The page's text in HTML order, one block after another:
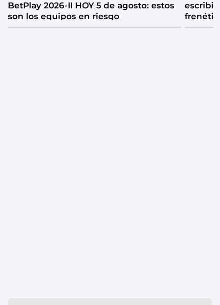
BetPlay 2026-II HOY 5 de agosto: estos
son los equipos en riesgo